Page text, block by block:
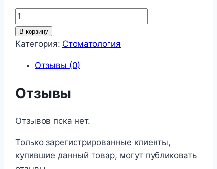
Количество
товара
Стоматология
В корзину
Категория: Стоматология
Отзывы (0)
Отзывы
Отзывов пока нет.
Только зарегистрированные клиенты,
купившие данный товар, могут публиковать